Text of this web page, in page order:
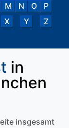
M N O
P
X Y Z
in
insgesamt